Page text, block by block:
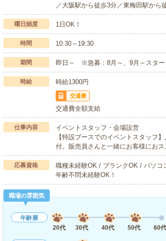
／大阪駅から徒歩3分／東梅田駅から
曜日頻度 1日OK！
時間 10:30～19:30
期間 即日～ ※急募：8月～、9月～スター
時給 時給1300円
交通費
交通費全額支給
仕事内容
イベントスタッフ・会場設営
【特設ブースでのイベントスタッフ
付。販売員さんと一緒にお客様にお
応募資格
職種未経験OK / ブランクOK / パソコ
年齢不問未経験OK！
職場の雰囲気
年齢層
20代
30代 40代 50代 60代